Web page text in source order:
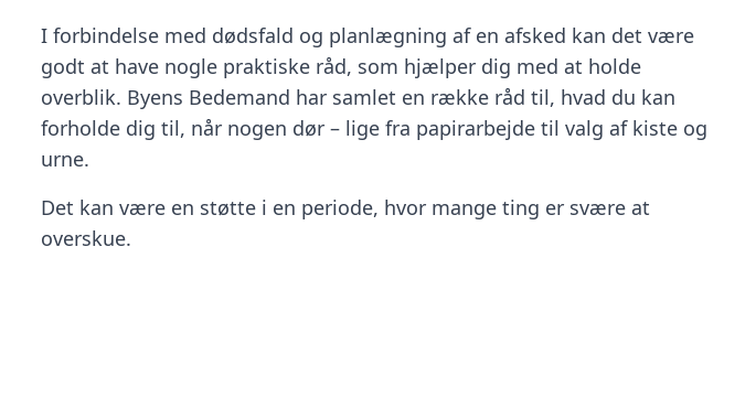
I forbindelse med dødsfald og planlægning af en afsked kan det være
godt at have nogle praktiske råd, som hjælper dig med at holde
overblik. Byens Bedemand har samlet en række råd til, hvad du kan
forholde dig til, når nogen dør – lige fra papirarbejde til valg af kiste og
urne.
Det kan være en støtte i en periode, hvor mange ting er svære at
overskue.